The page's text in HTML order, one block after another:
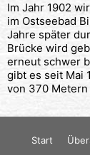
Im Jahr 1902
im Ostseebad
Jahre später
Brücke wird
erneut schwer
gibt es seit Mai
von 370
Start